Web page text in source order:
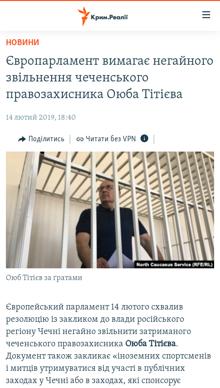
Перейти
основного
матеріалу
до
основної
Перейти
до
пошуку
ВОДА.КРИМ
БЛОГИ
ПОГЛЯД
ІНТЕРВ'Ю
ВСЕ ЗА ДЕНЬ
СПЕЦПРОЕКТИ
ДЕПОРТАЦІЯ
ВІДЕОУРОКИ «ELIFBE»
СВІДЧЕННЯ ОКУПАЦІЇ
УКРАЇНСЬКА ПРОБЛЕМА КРИМУ
ІНФОГРАФІКА
ЯК ОБІЙТИ БЛОКУВАННЯ
Русский
Qırımtatar
ДОЛУЧАЙСЯ!
Усі сайти RFE/RL
НОВИНИ
Європарламент вимагає негайного
звільнення чеченського
правозахисника Оюба Тітієва
14 лютий 2019, 18:40
Поділитись Читати без VPN
Оюб Тітієв за ґратами
Європейський парламент 14 лютого схвалив
резолюцію із закликом до влади російського
регіону Чечні негайно звільнити затриманого
чеченського правозахисника Оюба Тітієва.
Документ також закликає «іноземних спортсменів
і митців утримуватися від участі в публічних
заходах у Чечні або в заходах, які спонсорує